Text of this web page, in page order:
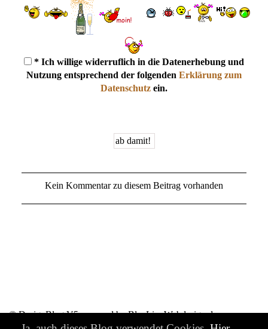
* Ich willige widerruflich in die Datenerhebung und
Nutzung entsprechend der folgenden Erklärung zum
Datenschutz ein.
Kein Kommentar zu diesem Beitrag vorhanden
© DesignBlog V5 powered by BlueLionWebdesign.de